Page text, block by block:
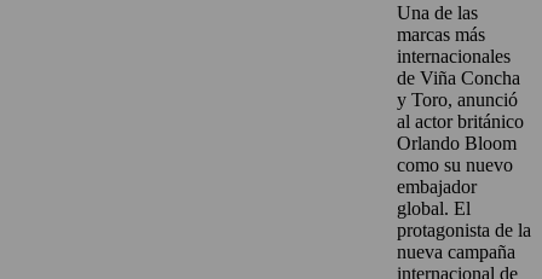
Una de las
marcas más
internacionales
de Viña Concha
y Toro, anunció
al actor británico
Orlando Bloom
como su nuevo
embajador
global. El
protagonista de la
nueva campaña
internacional de